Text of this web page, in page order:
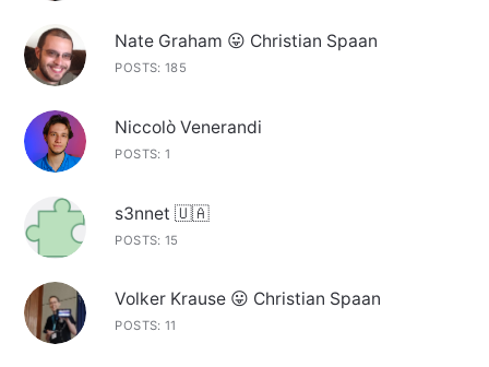
Nate Graham 😛 Christian Spaan
POSTS: 185
Niccolò Venerandi
POSTS: 1
s3nnet 🇺🇦
POSTS: 15
Volker Krause 😛 Christian Spaan
POSTS: 11